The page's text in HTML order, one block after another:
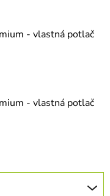
- vlastná potlač
- vlastná potlač